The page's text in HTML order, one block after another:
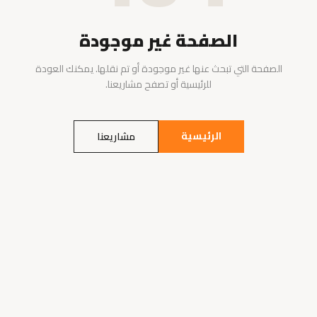
الصفحة غير موجودة
الصفحة التي تبحث عنها غير موجودة أو تم نقلها. يمكنك العودة
للرئيسية أو تصفح مشاريعنا.
الرئيسية مشاريعنا